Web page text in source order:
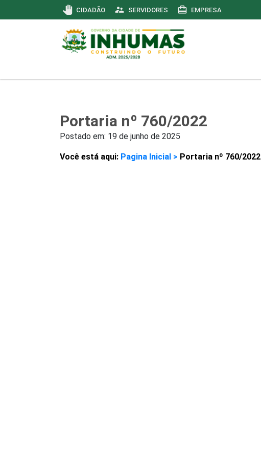
pan_tool CIDADÃO supervisor_account SERVIDORES card_travel EMPRESA
Portaria nº 760/2022
Postado em: 19 de junho de 2025
Você está aqui: Pagina Inicial > Portaria nº 760/2022